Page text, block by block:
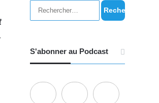
Rechercher :
S'abonner au Podcast